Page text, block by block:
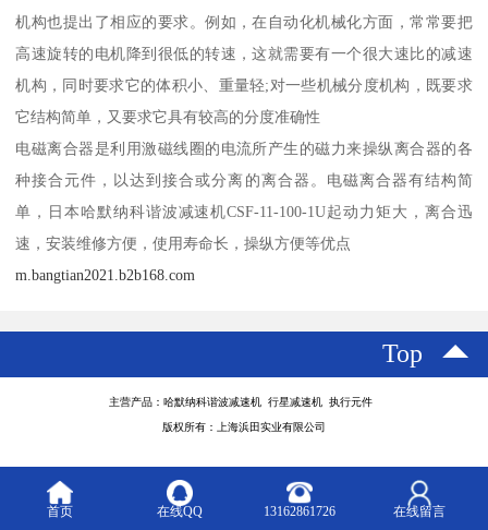
机构也提出了相应的要求。例如，在自动化机械化方面，常常要把
高速旋转的电机降到很低的转速，这就需要有一个很大速比的减速
机构，同时要求它的体积小、重量轻;对一些机械分度机构，既要求
它结构简单，又要求它具有较高的分度准确性
电磁离合器是利用激磁线圈的电流所产生的磁力来操纵离合器的各
种接合元件，以达到接合或分离的离合器。电磁离合器有结构简
单，日本哈默纳科谐波减速机CSF-11-100-1U起动力矩大，离合迅
速，安装维修方便，使用寿命长，操纵方便等优点
m.bangtian2021.b2b168.com
Top
主营产品：哈默纳科谐波减速机 行星减速机 执行元件
版权所有：上海浜田实业有限公司
首页 在线QQ 13162861726 在线留言